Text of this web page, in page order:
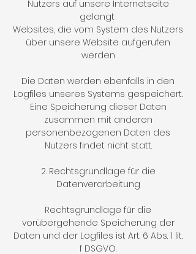
Nutzers auf unsere Internetseite
gelangt
Websites, die vom System des Nutzers
über unsere Website aufgerufen
werden
Die Daten werden ebenfalls in den
Logfiles unseres Systems gespeichert.
Eine Speicherung dieser Daten
zusammen mit anderen
personenbezogenen Daten des
Nutzers findet nicht statt.
2. Rechtsgrundlage für die
Datenverarbeitung
Rechtsgrundlage für die
vorübergehende Speicherung der
Daten und der Logfiles ist Art. 6 Abs. 1 lit.
f DSGVO.